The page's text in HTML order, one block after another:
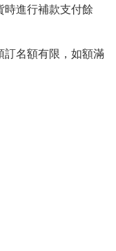
進行補款支付餘
名額有限，如額滿